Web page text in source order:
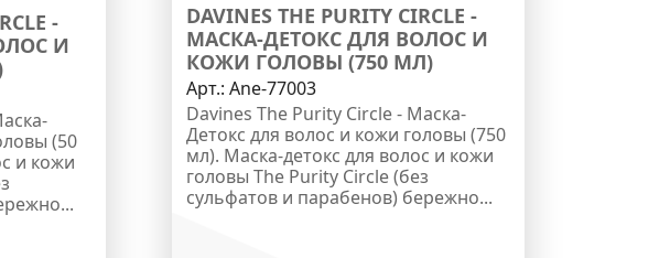
-
И
(50
и кожи
DAVINES THE PURITY CIRCLE -
МАСКА-ДЕТОКС ДЛЯ ВОЛОС И
КОЖИ ГОЛОВЫ (750 МЛ)
Арт.:Ane-77003
Davines The Purity Circle - Маска-
Детокс для волос и кожи головы (750
мл). Маска-детокс для волос и кожи
головы The Purity Circle (без
сульфатов и парабенов) бережно...